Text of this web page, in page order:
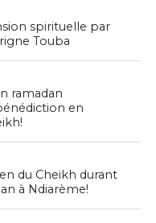
spirituelle par
Touba
ramadan
en
du Cheikh durant
à Ndiarème!